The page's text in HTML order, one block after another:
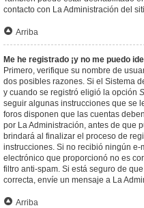
contacto con La Administración del
Arriba
Me he registrado ¡y no me puedo
Primero, verifique su nombre de
dos posibles razones. Si el Sistema
y cuando se registró eligió la opción
seguir algunas instrucciones que se
foros disponen que las cuentas
por La Administración, antes de que
brindará al finalizar el proceso de
instrucciones. Si no recibió ningún
electrónico que proporcionó no es
filtro anti-spam. Si está seguro de
correcta, envíe un mensaje a La
Arriba